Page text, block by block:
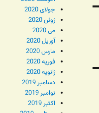
جولای 2020
ژوئن 2020
می 2020
آوریل 2020
مارس 2020
فوریه 2020
ژانویه 2020
دسامبر 2019
نوامبر 2019
اکتبر 2019